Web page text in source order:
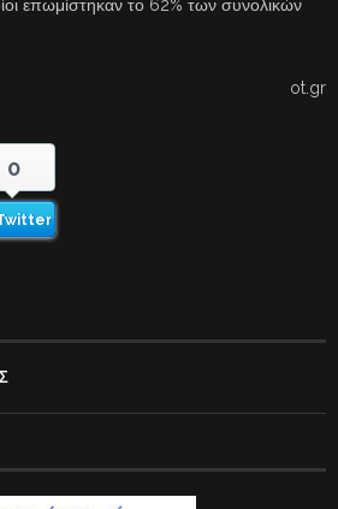
επωμίστηκαν το 62% των συνολικών
ot.gr
0